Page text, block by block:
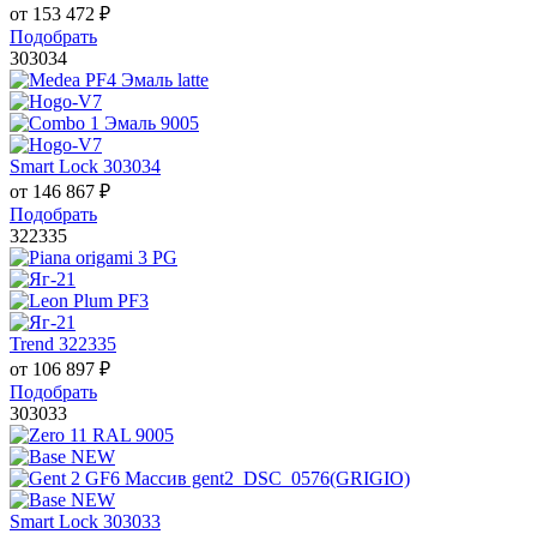
от 153 472 ₽
Подобрать
303034
Smart Lock 303034
от 146 867 ₽
Подобрать
322335
Trend 322335
от 106 897 ₽
Подобрать
303033
Smart Lock 303033